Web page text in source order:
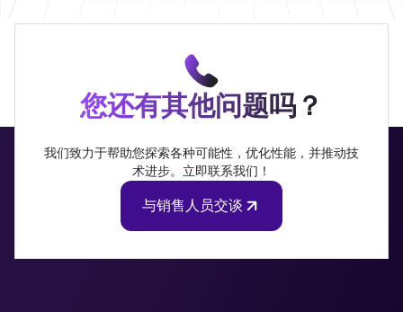
您还有其他问题吗？
我们致力于帮助您探索各种可能性，优化性能，并推动技
术进步。立即联系我们！
与销售人员交谈